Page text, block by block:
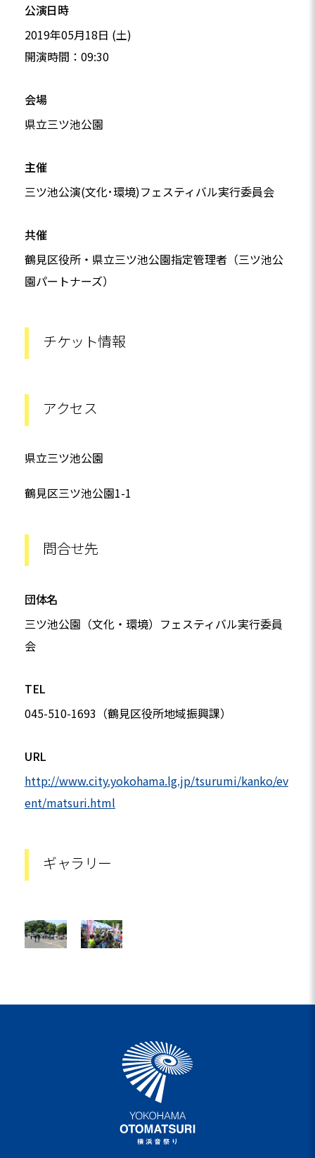
公演日時
2019年05月18日 (土)
開演時間：09:30
会場
県立三ツ池公園
主催
三ツ池公演(文化･環境)フェスティバル実行委員会
共催
鶴見区役所・県立三ツ池公園指定管理者（三ツ池公
園パートナーズ）
チケット情報
アクセス
県立三ツ池公園
鶴見区三ツ池公園1-1
問合せ先
団体名
三ツ池公園（文化・環境）フェスティバル実行委員
会
TEL
045-510-1693（鶴見区役所地域振興課）
URL
http://www.city.yokohama.lg.jp/tsurumi/kanko/ev
ent/matsuri.html
ギャラリー